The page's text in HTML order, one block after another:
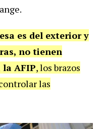
es del exterior y
no tienen
AFIP, los brazos
las